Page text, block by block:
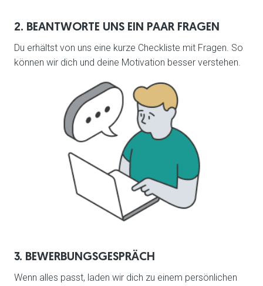
2. BEANTWORTE UNS EIN PAAR FRAGEN
Du erhältst von uns eine kurze Checkliste mit Fragen. So
können wir dich und deine Motivation besser verstehen.
3. BEWERBUNGSGESPRÄCH
Wenn alles passt, laden wir dich zu einem persönlichen